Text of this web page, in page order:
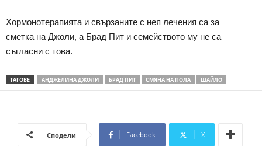
Хормонотерапията и свързаните с нея лечения са за
сметка на Джоли, а Брад Пит и семейството му не са
съгласни с това.
ТАГОВЕ АНДЖЕЛИНА ДЖОЛИ БРАД ПИТ СМЯНА НА ПОЛА ШАЙЛО
Сподели Facebook X